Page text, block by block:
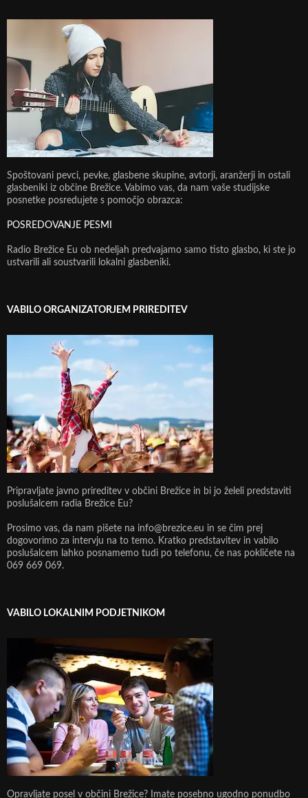
Spoštovani pevci, pevke, glasbene skupine, avtorji, aranžerji in ostali
glasbeniki iz občine Brežice. Vabimo vas, da nam vaše studijske
posnetke posredujete s pomočjo obrazca:
POSREDOVANJE PESMI
Radio Brežice Eu ob nedeljah predvajamo samo tisto glasbo, ki ste jo
ustvarili ali soustvarili lokalni glasbeniki.
VABILO ORGANIZATORJEM PRIREDITEV
Pripravljate javno prireditev v občini Brežice in bi jo želeli predstaviti
poslušalcem radia Brežice Eu?
Prosimo vas, da nam pišete na info@brezice.eu in se čim prej
dogovorimo za intervju na to temo. Kratko predstavitev in vabilo
poslušalcem lahko posnamemo tudi po telefonu, če nas pokličete na
069 669 069.
VABILO LOKALNIM PODJETNIKOM
Opravljate posel v občini Brežice? Imate posebno ugodno ponudbo